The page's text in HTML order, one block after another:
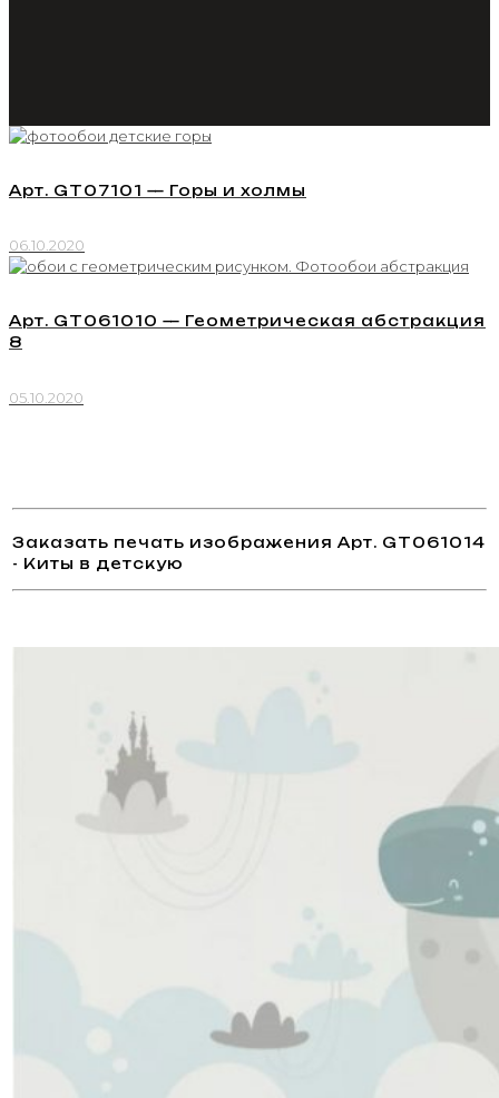
Арт. GT07101 — Горы и холмы
06.10.2020
Арт. GT061010 — Геометрическая абстракция
8
05.10.2020
Заказать печать изображения Арт. GT061014
- Киты в детскую